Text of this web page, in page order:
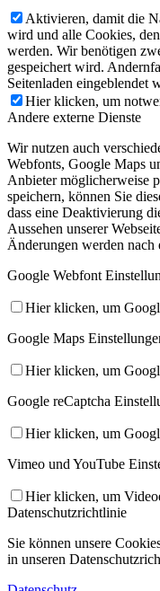
Aktivieren, damit die
wird und alle Cookies,
werden. Wir benötigen
gespeichert wird.
Seitenladen eingeblendet
Hier klicken, um
Andere externe Dienste
Wir nutzen auch
Webfonts, Google Maps
Anbieter möglicherweise
speichern, können Sie
dass eine Deaktivierung
Aussehen unserer
Änderungen werden nach
Google Webfont
Hier klicken, um
Google Maps
Hier klicken, um
Google reCaptcha
Hier klicken, um
Vimeo und YouTube
Hier klicken, um
Datenschutzrichtlinie
Sie können unsere
in unseren